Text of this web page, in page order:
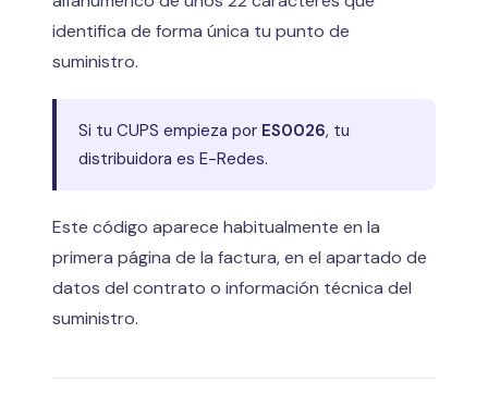
identifica de forma única tu punto de
suministro.
Si tu CUPS empieza por ES0026, tu
distribuidora es E-Redes.
Este código aparece habitualmente en la
primera página de la factura, en el apartado de
datos del contrato o información técnica del
suministro.